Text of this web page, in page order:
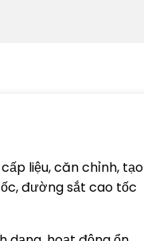
liệu, căn chỉnh, tạo
đường sắt cao tốc